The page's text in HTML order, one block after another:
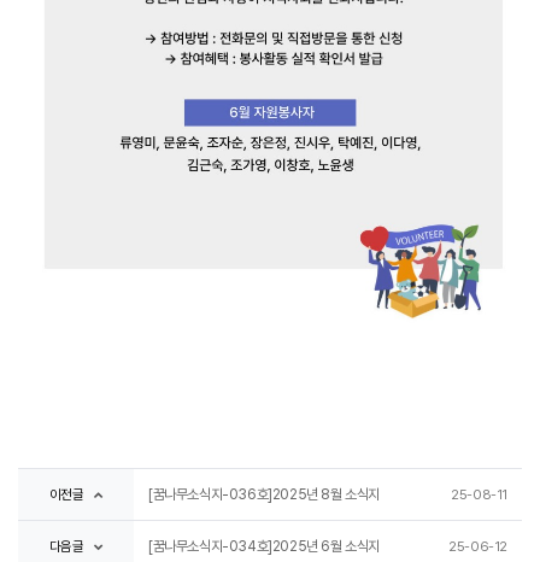
이전글 [꿈나무소식지-036호]2025년 8월 소식지 25-08-11
다음글 [꿈나무소식지-034호]2025년 6월 소식지 25-06-12